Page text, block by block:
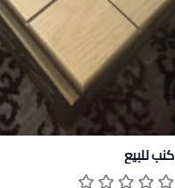
عرض تفاصيل كنب للبيع
كنب للبيع